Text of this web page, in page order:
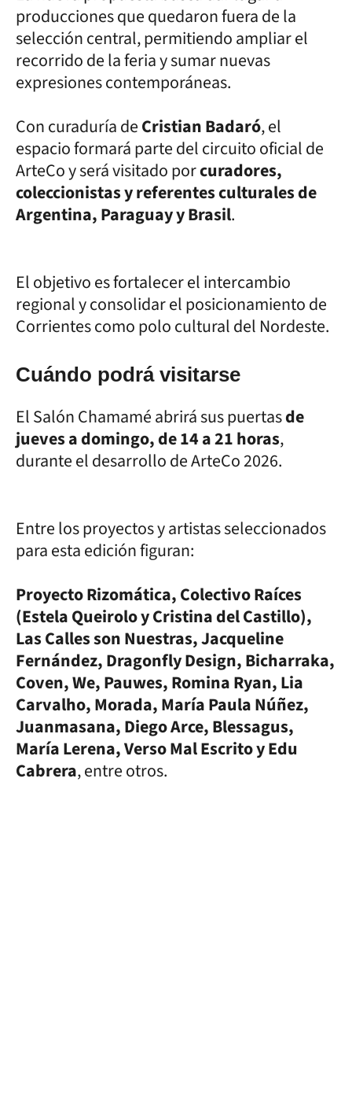
producciones que quedaron fuera de la
selección central, permitiendo ampliar el
recorrido de la feria y sumar nuevas
expresiones contemporáneas.
Con curaduría deCristian Badaró, el
espacio formará parte del circuito oficial de
ArteCo y será visitado porcuradores,
coleccionistas y referentes culturales de
Argentina, Paraguay y Brasil.
El objetivo es fortalecer el intercambio
regional y consolidar el posicionamiento de
Corrientes como polo cultural del Nordeste.
Cuándo podrá visitarse
El Salón Chamamé abrirá sus puertasde
jueves a domingo, de 14 a 21 horas,
durante el desarrollo de ArteCo 2026.
Entre los proyectos y artistas seleccionados
para esta edición figuran:
Proyecto Rizomática, Colectivo Raíces
(Estela Queirolo y Cristina del Castillo),
Las Calles son Nuestras, Jacqueline
Fernández, Dragonfly Design, Bicharraka,
Coven, We, Pauwes, Romina Ryan, Lia
Carvalho, Morada, María Paula Núñez,
Juanmasana, Diego Arce, Blessagus,
María Lerena, Verso Mal Escrito y Edu
Cabrera, entre otros.